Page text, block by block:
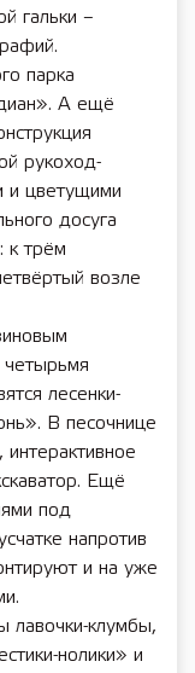
гальки –
парка
А ещё
рукоход-
и цветущими
досуга
к трём
возле
четырьмя
лесенки-
В песочнице
интерактивное
Ещё
под
напротив
и на уже
лавочки-клумбы,
нолики» и